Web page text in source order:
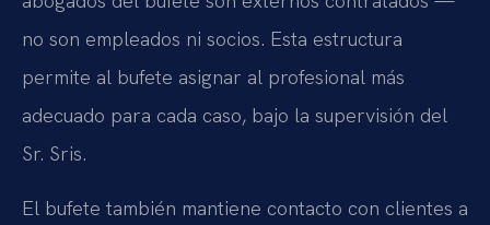
no son empleados ni socios. Esta estructura
permite al bufete asignar al profesional más
adecuado para cada caso, bajo la supervisión del
Sr. Sris.
El bufete también mantiene contacto con clientes a